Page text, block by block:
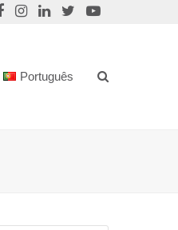
Português